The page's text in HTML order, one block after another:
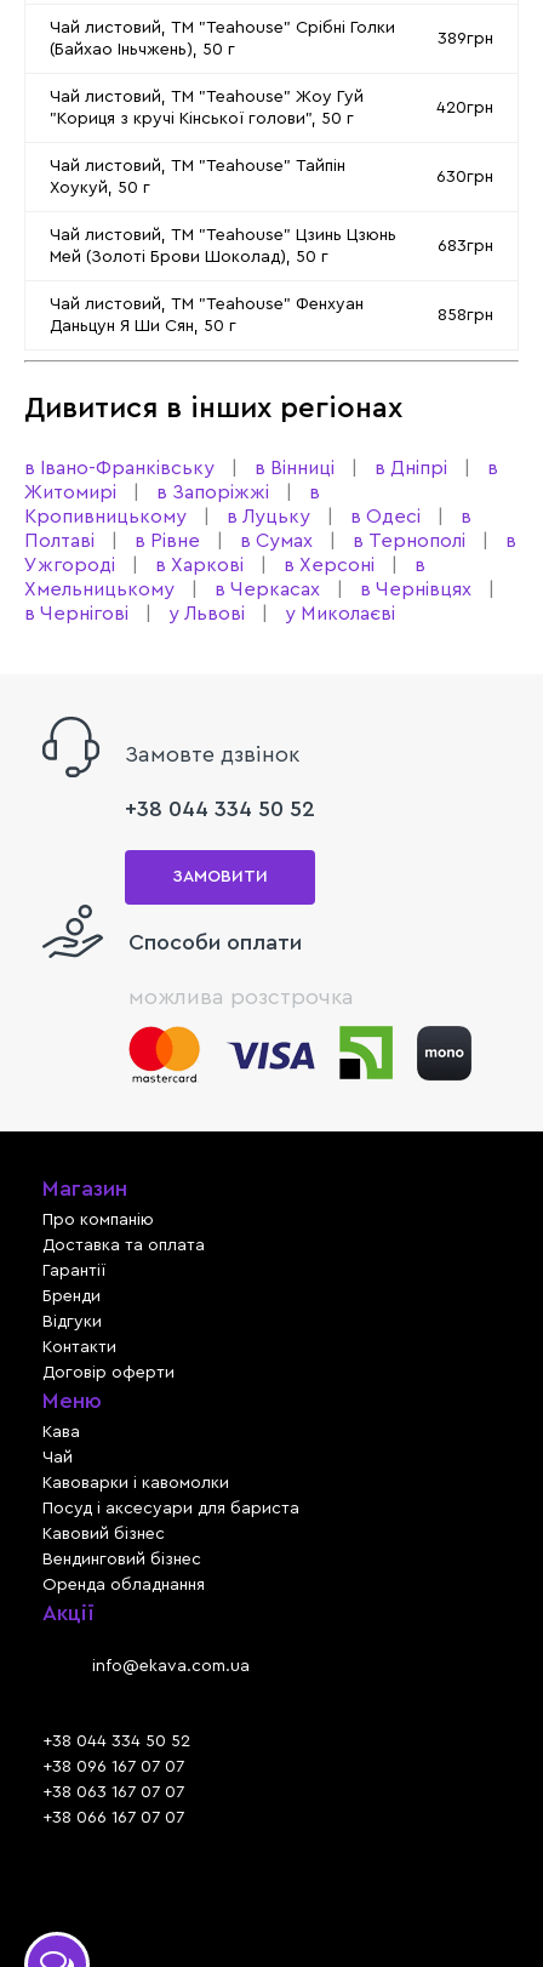
Чай листовий, ТМ "Teahouse" Срібні Голки
(Байхао Іньчжень), 50 г
389грн
Чай листовий, ТМ "Teahouse" Жоу Гуй
"Кориця з кручі Кінської голови", 50 г
420грн
Чай листовий, ТМ "Teahouse" Тайпін
Хоукуй, 50 г
630грн
Чай листовий, ТМ "Teahouse" Цзинь Цзюнь
Мей (Золоті Брови Шоколад), 50 г
683грн
Чай листовий, ТМ "Teahouse" Фенхуан
Даньцун Я Ши Сян, 50 г
858грн
Дивитися в інших регіонах
в Івано-Франківську в Вінниці в Дніпрі
в
Житомирі
в Запоріжжі
в
Кропивницькому
в Луцьку в Одесі
в
Полтаві
в Рівне в Сумах в Тернополі
в
Ужгороді
в Харкові в Херсоні
в
Хмельницькому
в Черкасах
в Чернівцях
в Чернігові
у Львові у Миколаєві
Замовте дзвінок
+38 044 334 50 52
ЗАМОВИТИ
Способи оплати
можлива розстрочка
Магазин
Про компанію
Доставка та оплата
Гарантії
Бренди
Відгуки
Контакти
Договір оферти
Меню
Кава
Чай
Кавоварки і кавомолки
Посуд і аксесуари для бариста
Кавовий бізнес
Вендинговий бізнес
Оренда обладнання
Акції
info@ekava.com.ua
+38 044 334 50 52
+38 096 167 07 07
+38 063 167 07 07
+38 066 167 07 07